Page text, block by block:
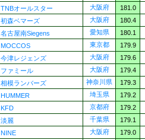
TNBオールスター 大阪府
181.0
初森ベマーズ 大阪府
180.4
名古屋南Siegens 愛知県
180.1
MOCCOS 東京都
179.9
今津レジェンズ 大阪府
179.6
ファミール 大阪府
179.4
相模ランバーズ 神奈川県
179.3
HUMMER 埼玉県
179.2
KFD 京都府
179.2
淡麗 千葉県
179.1
NINE 大阪府
179.0